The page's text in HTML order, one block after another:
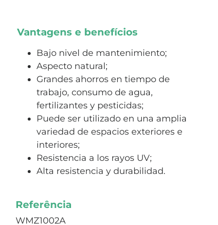
Vantagens e benefícios
Bajo nivel de mantenimiento;
Aspecto natural;
Grandes ahorros en tiempo de
trabajo, consumo de agua,
fertilizantes y pesticidas;
Puede ser utilizado en una amplia
variedad de espacios exteriores e
interiores;
Resistencia a los rayos UV;
Alta resistencia y durabilidad.
Referência
WMZ1002A